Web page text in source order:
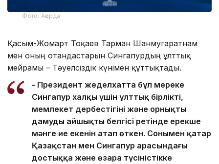
Фото: Ақорда
Қасым-Жомарт Тоқаев Тарман Шанмугаратнам
мен оның отандастарын Сингапурдың ұлттық
мейрамы – Тәуелсіздік күнімен құттықтады.
- Президент жеделхатта бұл мереке
Сингапур халқы үшін ұлттық бірліктің,
мемлекет дербестігінің және орнықты
дамудың айшықты белгісі ретінде ерекше
мәнге ие екенін атап өткен. Сонымен қатар
Қазақстан мен Сингапур арасындағы
достыққа және өзара түсіністікке